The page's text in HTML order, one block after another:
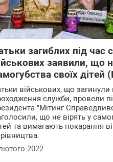
загиблих під час
заявили, що
своїх дітей
військових, що загинули
служби, провели
"Мітинг
що не вірять у
та вимагають покарання
2022